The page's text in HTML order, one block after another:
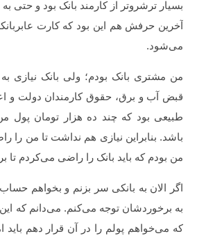
بسیار ترشروتر از کارمند بانک بود و حتی
آخرین حرفش هم این بود که کارت
می‌شود.
من مشتری بانک بودم؛ ولی بانک نیازی
قبض آب و برق، حقوق کارمندان دولت و
طبیعی بود که چند ده هزار تومان پول
باشد. بنابراین نیازی هم نداشت تا من را
من بودم که باید بانک را راضی می‌کردم تا
اگر الان به بانکی سر بزنم و بخواهم
به برخوردشان توجه می‌کنم. می‌دانم که
که می‌خواهم پولم را در آن قرار دهم باید